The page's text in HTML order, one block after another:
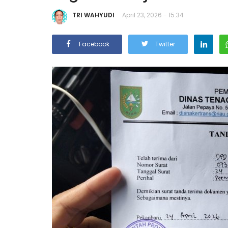
TRI WAHYUDI April 23, 2026 - 15:34
Facebook Twitter